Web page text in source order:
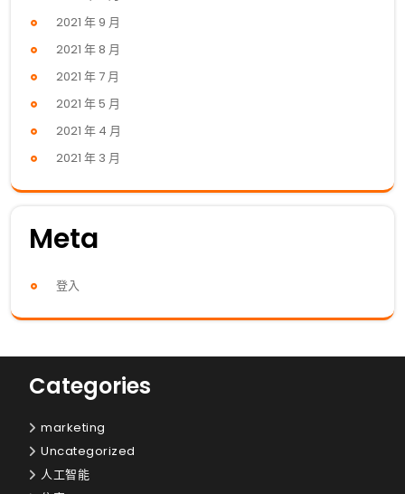
2021 年 9 月
2021 年 8 月
2021 年 7 月
2021 年 5 月
2021 年 4 月
2021 年 3 月
Meta
登入
Categories
marketing
Uncategorized
人工智能